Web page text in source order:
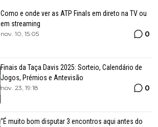
Como e onde ver as ATP Finals em direto na TV ou
em streaming
nov. 10, 15:05 0
Finais da Taça Davis 2025: Sorteio, Calendário de
Jogos, Prémios e Antevisão
nov. 23, 19:18 0
“É muito bom disputar 3 encontros aqui antes do